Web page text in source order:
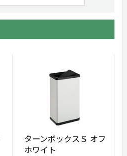
ターンボックスＳ オフ
ホワイト